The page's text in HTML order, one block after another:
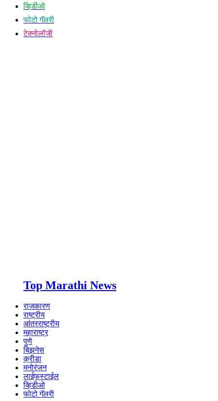
व्हिडीओ
फोटो गॅलरी
टेक्नोलॉजी
Top Marathi News
राजकारण
राष्ट्रीय
आंतरराष्ट्रीय
महाराष्ट्र
पुणे
बिझनेस
क्रीडा
मनोरंजन
लाईफस्टाईल
व्हिडीओ
फोटो गॅलरी